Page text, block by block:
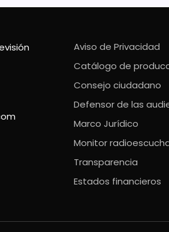
Aviso de Privacidad
Catálogo de
Consejo ciudadano
Defensor de las
Marco Jurídico
Monitor
Transparencia
Estados financieros